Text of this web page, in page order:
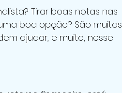
Tirar boas notas nas
boa opção? São muitas
ajudar, e muito, nesse